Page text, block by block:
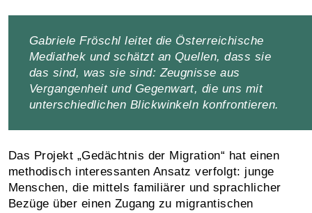
Gabriele Fröschl leitet die Österreichische
Mediathek und schätzt an Quellen, dass sie
das sind, was sie sind: Zeugnisse aus
Vergangenheit und Gegenwart, die uns mit
unterschiedlichen Blickwinkeln konfrontieren.
Das Projekt „Gedächtnis der Migration“ hat einen
methodisch interessanten Ansatz verfolgt: junge
Menschen, die mittels familiärer und sprachlicher
Bezüge über einen Zugang zu migrantischen